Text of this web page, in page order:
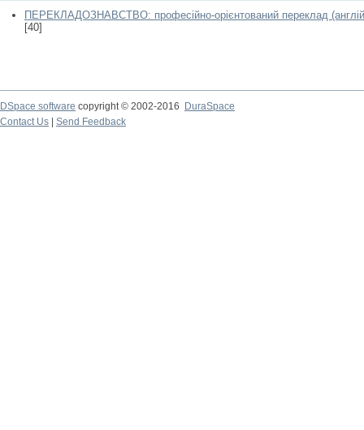
ПЕРЕКЛАДОЗНАВСТВО: професійно-орієнтований переклад
[40]
DSpace software copyright © 2002-2016
DuraSpace
Contact Us
Send Feedback